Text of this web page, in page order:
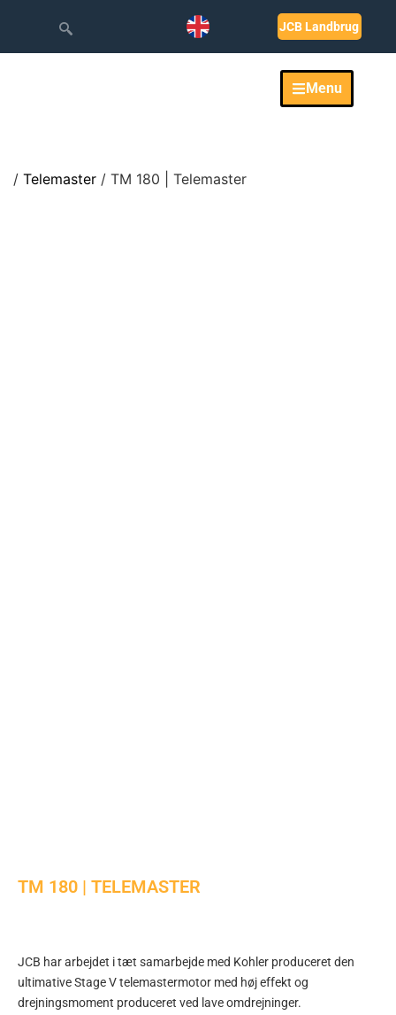
JCB Landbrug
Menu
/ Telemaster / TM 180 | Telemaster
TM 180 | TELEMASTER
JCB har arbejdet i tæt samarbejde med Kohler produceret den
ultimative Stage V telemastermotor med høj effekt og
drejningsmoment produceret ved lave omdrejninger.